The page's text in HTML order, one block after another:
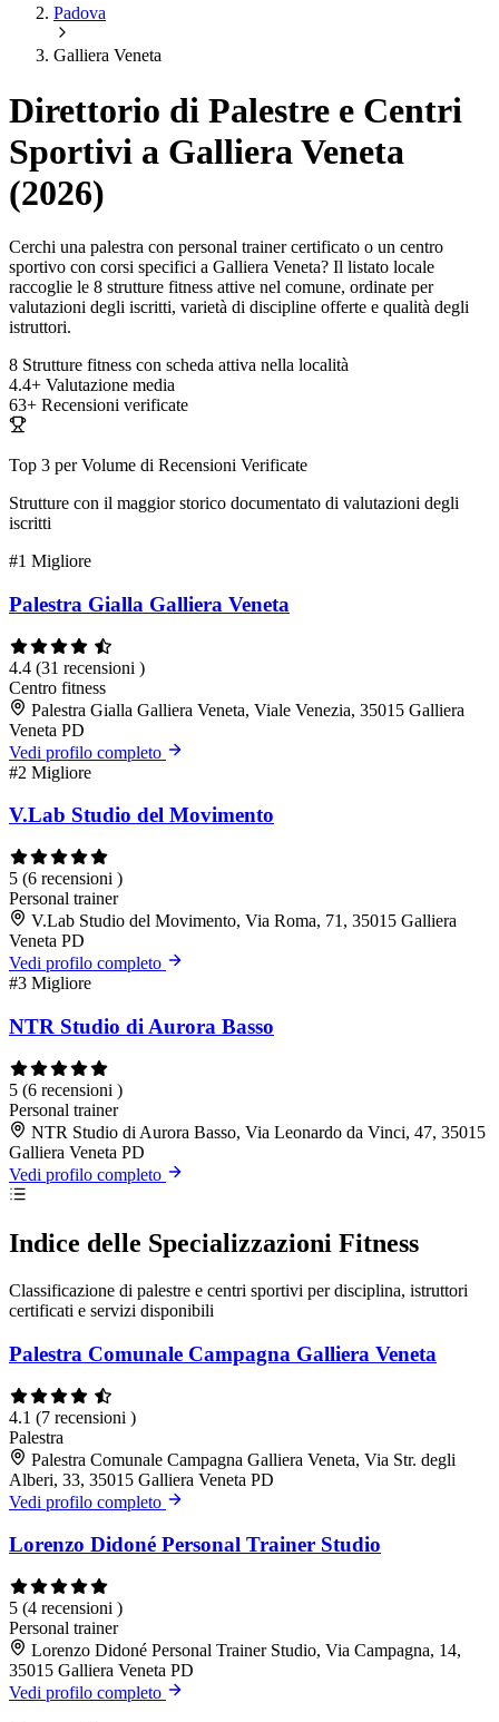
Padova
Galliera Veneta
Direttorio di Palestre e Centri
Sportivi a Galliera Veneta
(2026)
Cerchi una palestra con personal trainer certificato o un centro
sportivo con corsi specifici a Galliera Veneta? Il listato locale
raccoglie le 8 strutture fitness attive nel comune, ordinate per
valutazioni degli iscritti, varietà di discipline offerte e qualità degli
istruttori.
8 Strutture fitness con scheda attiva nella località
4.4+ Valutazione media
63+ Recensioni verificate
Top 3 per Volume di Recensioni Verificate
Strutture con il maggior storico documentato di valutazioni degli
iscritti
#1 Migliore
Palestra Gialla Galliera Veneta
4.4 (31 recensioni )
Centro fitness
Palestra Gialla Galliera Veneta, Viale Venezia, 35015 Galliera
Veneta PD
Vedi profilo completo
#2 Migliore
V.Lab Studio del Movimento
5 (6 recensioni )
Personal trainer
V.Lab Studio del Movimento, Via Roma, 71, 35015 Galliera
Veneta PD
Vedi profilo completo
#3 Migliore
NTR Studio di Aurora Basso
5 (6 recensioni )
Personal trainer
NTR Studio di Aurora Basso, Via Leonardo da Vinci, 47, 35015
Galliera Veneta PD
Vedi profilo completo
Indice delle Specializzazioni Fitness
Classificazione di palestre e centri sportivi per disciplina, istruttori
certificati e servizi disponibili
Palestra Comunale Campagna Galliera Veneta
4.1 (7 recensioni )
Palestra
Palestra Comunale Campagna Galliera Veneta, Via Str. degli
Alberi, 33, 35015 Galliera Veneta PD
Vedi profilo completo
Lorenzo Didoné Personal Trainer Studio
5 (4 recensioni )
Personal trainer
Lorenzo Didoné Personal Trainer Studio, Via Campagna, 14,
35015 Galliera Veneta PD
Vedi profilo completo